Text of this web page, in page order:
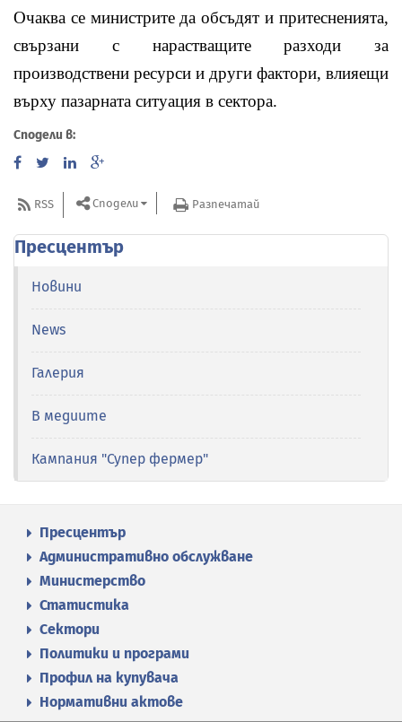
Очаква се министрите да обсъдят и притесненията,
свързани с нарастващите разходи за
производствени ресурси и други фактори, влияещи
върху пазарната ситуация в сектора.
Сподели в:
RSS Сподели Разпечатай
Пресцентър
Новини
News
Галерия
В медиите
Кампания "Супер фермер"
Пресцентър
Административно обслужване
Министерство
Статистика
Сектори
Политики и програми
Профил на купувача
Нормативни актове